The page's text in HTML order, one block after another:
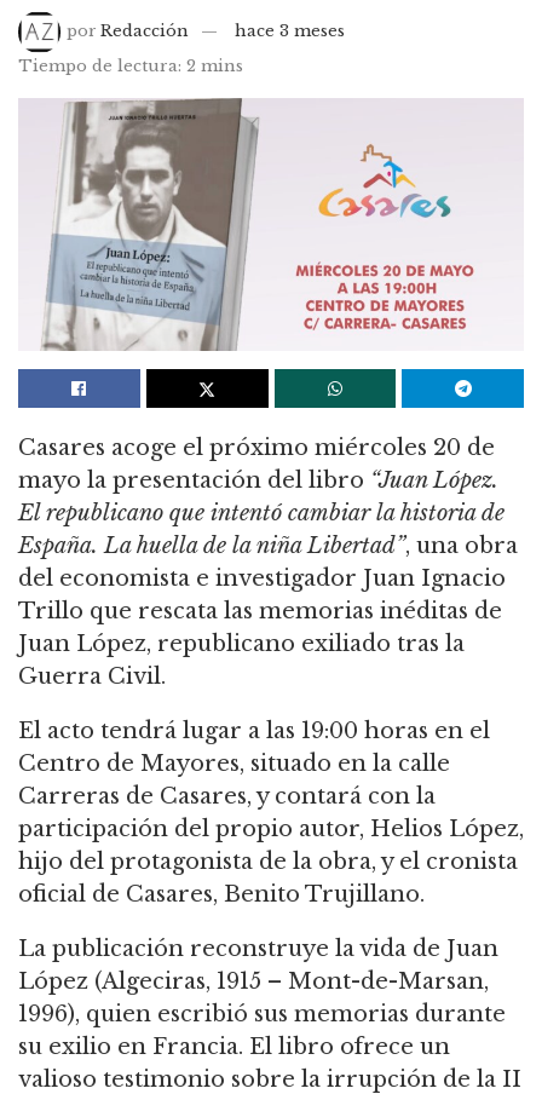
por Redacción
hace 3 meses
Tiempo de lectura: 2 mins
Casares acoge el próximo miércoles 20 de
mayo la presentación del libro “Juan López.
El republicano que intentó cambiar la historia de
España. La huella de la niña Libertad”, una obra
del economista e investigador Juan Ignacio
Trillo que rescata las memorias inéditas de
Juan López, republicano exiliado tras la
Guerra Civil.
El acto tendrá lugar a las 19:00 horas en el
Centro de Mayores, situado en la calle
Carreras de Casares, y contará con la
participación del propio autor, Helios López,
hijo del protagonista de la obra, y el cronista
oficial de Casares, Benito Trujillano.
La publicación reconstruye la vida de Juan
López (Algeciras, 1915 – Mont-de-Marsan,
1996), quien escribió sus memorias durante
su exilio en Francia. El libro ofrece un
valioso testimonio sobre la irrupción de la II